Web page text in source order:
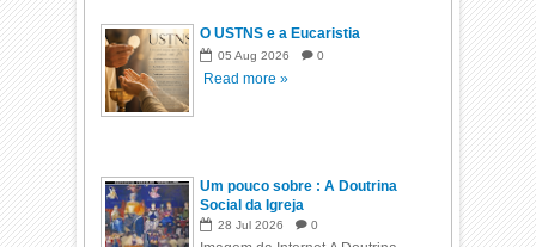
O USTNS e a Eucaristia
05 Aug 2026 0
Read more »
Um pouco sobre : A Doutrina
Social da Igreja
28 Jul 2026 0